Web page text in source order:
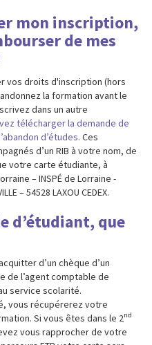
mon inscription,
de mes
vos droits d'inscription (hors
la formation avant le
dans un autre
télécharger la demande de
d’études. Ces
d’un RIB à votre nom, de
votre carte étudiante, à
– INSPÉ de Lorraine -
– 54528 LAXOU CEDEX.
d’étudiant, que
d’un chèque d’un
de l’agent comptable de
service scolarité.
vous récupérerez votre
Si vous êtes dans le 2nd
vous rapprocher de votre